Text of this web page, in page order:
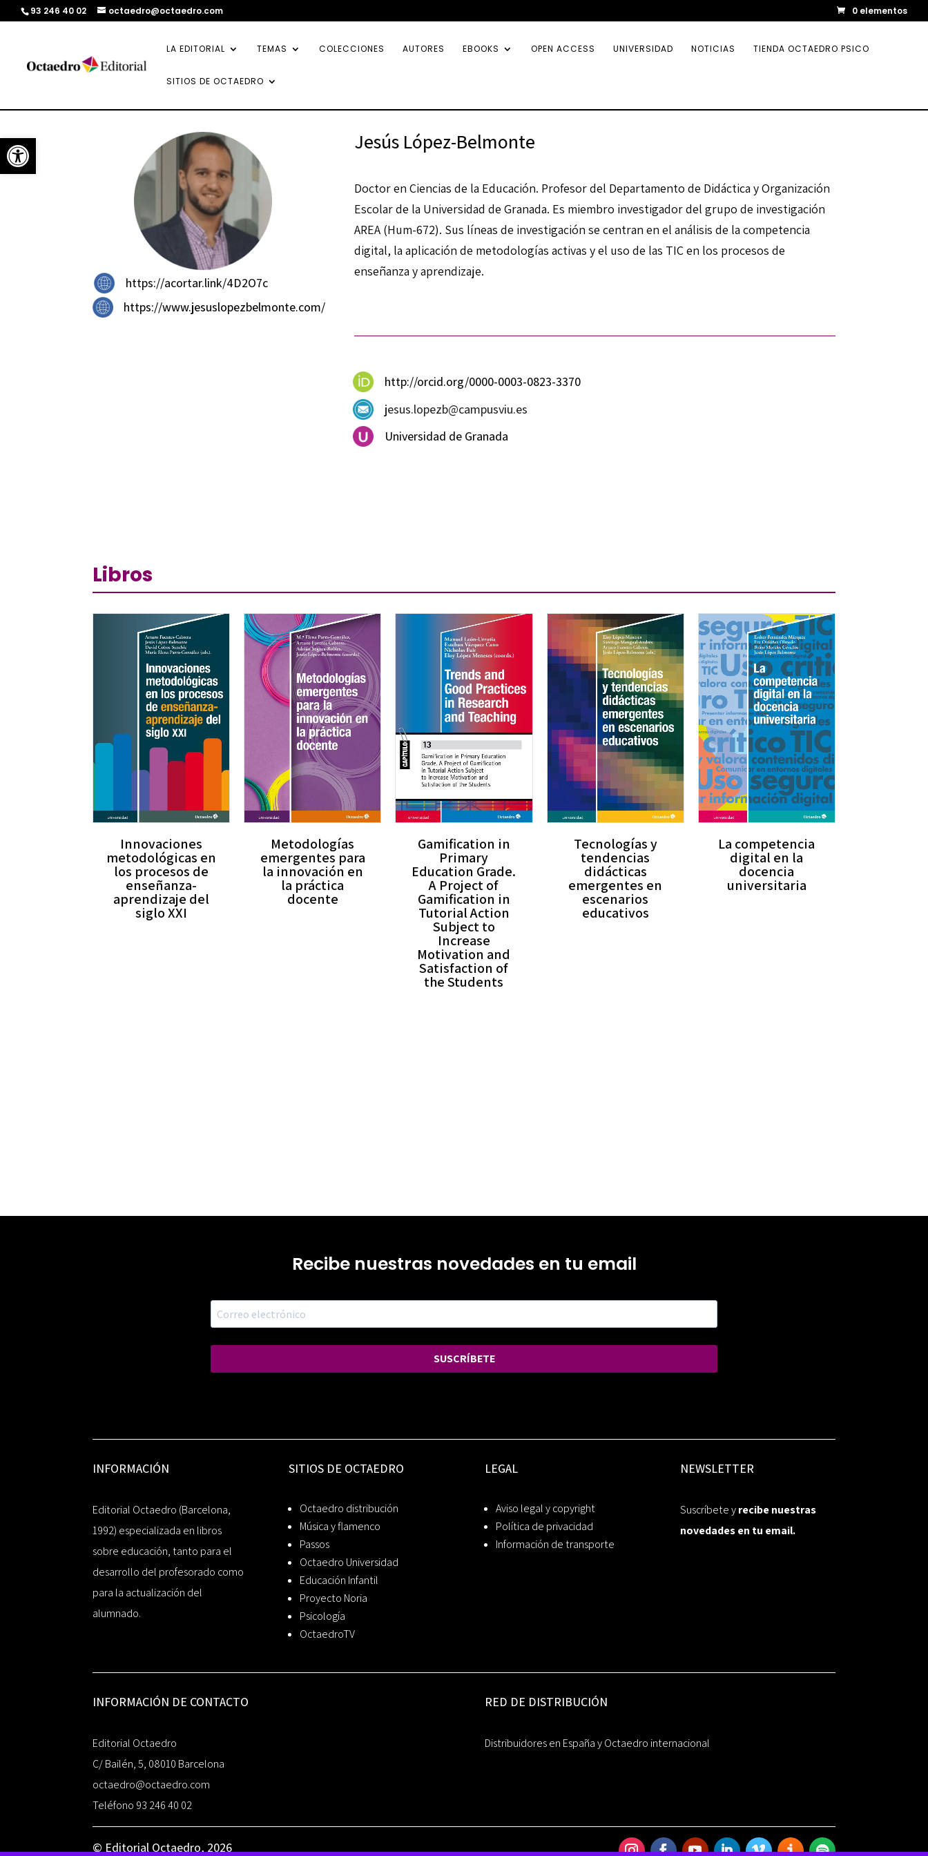
Abrir barra de herramientas
93 246 40 02 octaedro@octaedro.com 0 elementos
LA EDITORIAL TEMAS COLECCIONES AUTORES EBOOKS OPEN ACCESS UNIVERSIDAD NOTICIAS TIENDA OCTAEDRO PSICO
SITIOS DE OCTAEDRO
https://acortar.link/4D2O7c
https://www.jesuslopezbelmonte.com/
Jesús López-Belmonte
Doctor en Ciencias de la Educación. Profesor del Departamento de Didáctica y Organización
Escolar de la Universidad de Granada. Es miembro investigador del grupo de investigación
AREA (Hum-672). Sus líneas de investigación se centran en el análisis de la competencia
digital, la aplicación de metodologías activas y el uso de las TIC en los procesos de
enseñanza y aprendizaje.
http://orcid.org/0000-0003-0823-3370
jesus.lopezb@campusviu.es
Universidad de Granada
Libros
Innovaciones
metodológicas en
los procesos de
enseñanza-
aprendizaje del
siglo XXI
Metodologías
emergentes para
la innovación en
la práctica
docente
Gamification in
Primary
Education Grade.
A Project of
Gamification in
Tutorial Action
Subject to
Increase
Motivation and
Satisfaction of
the Students
Tecnologías y
tendencias
didácticas
emergentes en
escenarios
educativos
La competencia
digital en la
docencia
universitaria
Recibe nuestras novedades en tu email
SUSCRÍBETE
INFORMACIÓN
Editorial Octaedro (Barcelona,
1992) especializada en libros
sobre educación, tanto para el
desarrollo del profesorado como
para la actualización del
alumnado.
SITIOS DE OCTAEDRO
Octaedro distribución
Música y flamenco
Passos
Octaedro Universidad
Educación Infantil
Proyecto Noria
Psicología
OctaedroTV
LEGAL
Aviso legal y copyright
Política de privacidad
Información de transporte
NEWSLETTER
Suscríbete yrecibe nuestras
novedades en tu email.
INFORMACIÓN DE CONTACTO
Editorial Octaedro
C/ Bailén, 5, 08010 Barcelona
octaedro@octaedro.com
Teléfono 93 246 40 02
RED DE DISTRIBUCIÓN
Distribuidores en España y Octaedro internacional
© Editorial Octaedro, 2026